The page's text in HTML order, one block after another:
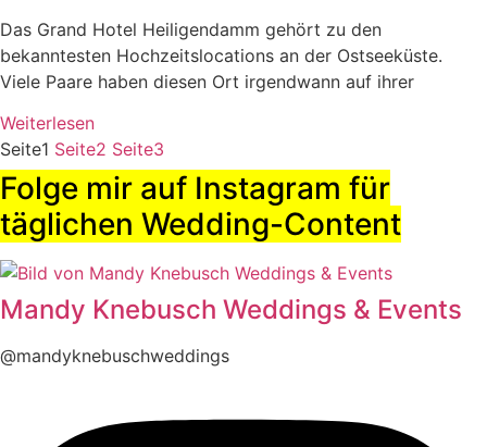
Das Grand Hotel Heiligendamm gehört zu den
bekanntesten Hochzeitslocations an der Ostseeküste.
Viele Paare haben diesen Ort irgendwann auf ihrer
Weiterlesen
Seite1 Seite2 Seite3
Folge mir auf Instagram für
täglichen Wedding-Content
Mandy Knebusch Weddings & Events
@mandyknebuschweddings